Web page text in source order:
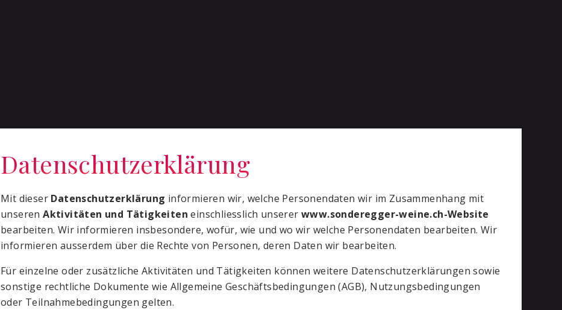
Datenschutzerklärung
Mit dieser Datenschutzerklärung informieren wir, welche Personendaten wir im Zusammenhang mit
unserenAktivitäten und Tätigkeiten einschliesslich unsererwww.sonderegger-weine.ch-Website
bearbeiten. Wir informieren insbesondere, wofür, wie und wo wir welche Personendaten bearbeiten. Wir
informieren ausserdem über die Rechte von Personen, deren Daten wir bearbeiten.
Für einzelne oder zusätzliche Aktivitäten und Tätigkeiten können weitere Datenschutzerklärungen sowie
sonstige rechtliche Dokumente wie Allgemeine Geschäftsbedingungen (AGB), Nutzungsbedingungen
oder Teilnahmebedingungen gelten.